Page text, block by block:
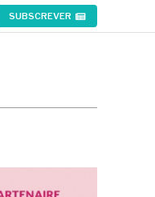
SUBSCREVER